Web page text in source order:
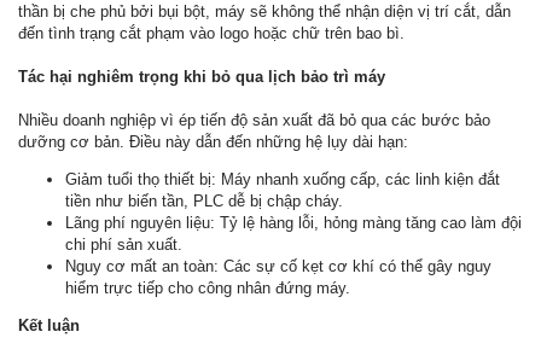
thần bị che phủ bởi bụi bột, máy sẽ không thể nhận diện vị trí cắt, dẫn
đến tình trạng cắt phạm vào logo hoặc chữ trên bao bì.
Tác hại nghiêm trọng khi bỏ qua lịch bảo trì máy
Nhiều doanh nghiệp vì ép tiến độ sản xuất đã bỏ qua các bước bảo
dưỡng cơ bản. Điều này dẫn đến những hệ lụy dài hạn:
Giảm tuổi thọ thiết bị: Máy nhanh xuống cấp, các linh kiện đắt
tiền như biến tần, PLC dễ bị chập cháy.
Lãng phí nguyên liệu: Tỷ lệ hàng lỗi, hỏng màng tăng cao làm đội
chi phí sản xuất.
Nguy cơ mất an toàn: Các sự cố kẹt cơ khí có thể gây nguy
hiểm trực tiếp cho công nhân đứng máy.
Kết luận